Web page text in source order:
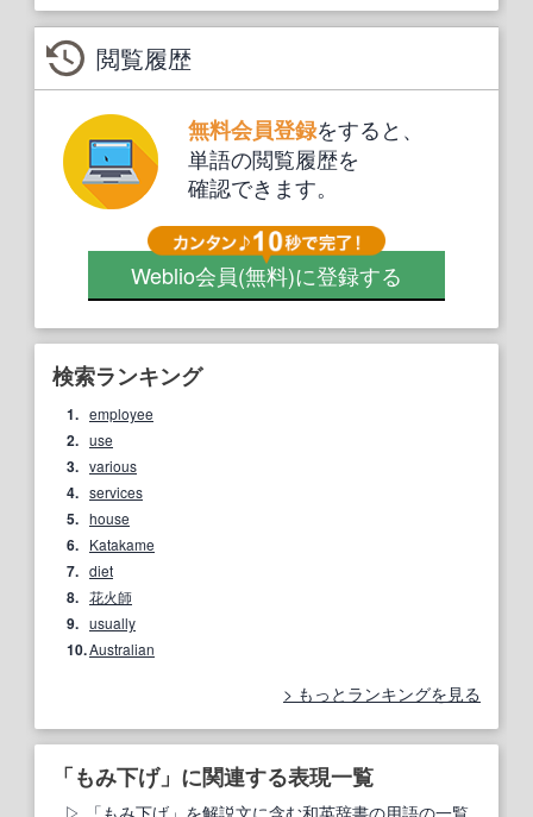
閲覧履歴
無料会員登録をすると、
単語の閲覧履歴を
確認できます。
Weblio会員(無料)に登録する
検索ランキング
1. employee
2. use
3. various
4. services
5. house
6. Katakame
7. diet
8. 花火師
9. usually
10.Australian
もっとランキングを見る
「もみ下げ」に関連する表現一覧